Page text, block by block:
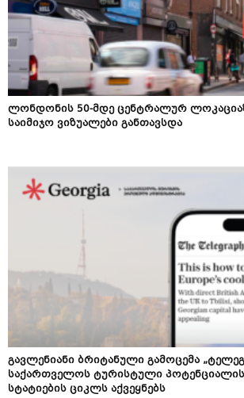
ლონდონის 50-მდე ცენტრალურ
საიმიჯო ვიზუალები განთავსდა
გავლენიანი ბრიტანული გამოცემა
საქართველოს ტურისტული პოტენციალის
სტატიების ციკლს აქვეყნებს